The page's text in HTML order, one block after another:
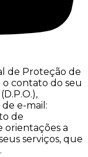
de Proteção de
o contato do seu
e-mail:
de
orientações a
serviços, que